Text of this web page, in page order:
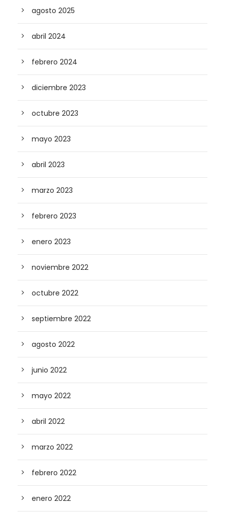
agosto 2025
abril 2024
febrero 2024
diciembre 2023
octubre 2023
mayo 2023
abril 2023
marzo 2023
febrero 2023
enero 2023
noviembre 2022
octubre 2022
septiembre 2022
agosto 2022
junio 2022
mayo 2022
abril 2022
marzo 2022
febrero 2022
enero 2022